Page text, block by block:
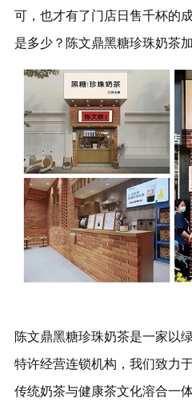
可，也才有了门店日售千杯的
是多少？陈文鼎黑糖珍珠奶茶
陈文鼎黑糖珍珠奶茶是一家以
特许经营连锁机构，我们致力
传统奶茶与健康茶文化溶合一